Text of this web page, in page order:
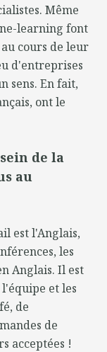
Même
learning font
cours de leur
d'entreprises
sens. En fait,
ont le
de la
au
est l'Anglais,
les
Anglais. Il est
et les
de
de
acceptées !